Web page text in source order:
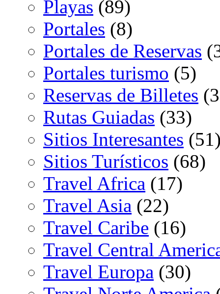
Playas (89)
Portales (8)
Portales de Reservas
Portales turismo (5)
Reservas de Billetes
Rutas Guiadas (33)
Sitios Interesantes
Sitios Turísticos (68)
Travel Africa (17)
Travel Asia (22)
Travel Caribe (16)
Travel Central
Travel Europa (30)